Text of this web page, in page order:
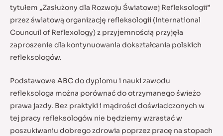
tytułem „Zasłużony dla Rozwoju Światowej Refleksologii”
przez światową organizację refleksologii (International
Councuil of Reflexology) z przyjemnością przyjęła
zaproszenie dla kontynuowania dokształcania polskich
refleksologów.
Podstawowe ABC do dyplomu i nauki zawodu
refleksologa można porównać do otrzymanego świeżo
prawa jazdy. Bez praktyki i mądrości doświadczonych w
tej pracy refleksologów nie będziemy wzrastać w
poszukiwaniu dobrego zdrowia poprzez pracę na stopach